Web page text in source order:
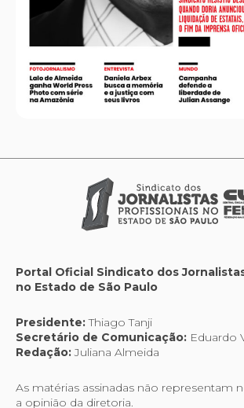
Portal Oficial Sindicato dos
no Estado de São Paulo
Presidente:Thiago Tanji
Secretário de Comunicação: Eduardo
Redação:Juliana Almeida
As matérias assinadas não representam
a opinião da diretoria.